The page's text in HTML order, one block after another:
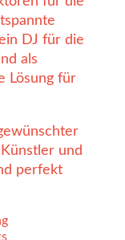
DJ für die
als
Lösung für
und
perfekt